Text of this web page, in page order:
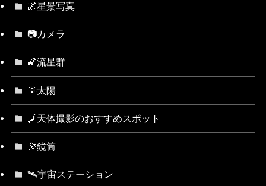
🌌星景写真
📷カメラ
🌠流星群
🌞太陽
🗾天体撮影のおすすめスポット
🔭鏡筒
🛰宇宙ステーション